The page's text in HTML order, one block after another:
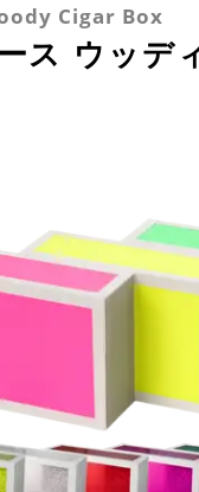
Cigar Box
ス ウッデ